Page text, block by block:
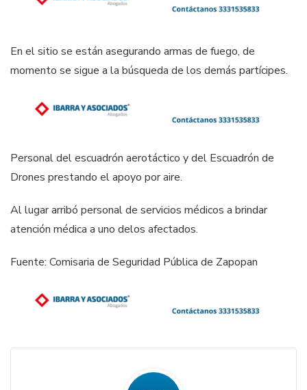
En el sitio se están asegurando armas de fuego, de
momento se sigue a la búsqueda de los demás partícipes.
Personal del escuadrón aerotáctico y del Escuadrón de
Drones prestando el apoyo por aire.
Al lugar arribó personal de servicios médicos a brindar
atención médica a uno delos afectados.
Fuente: Comisaria de Seguridad Pública de Zapopan